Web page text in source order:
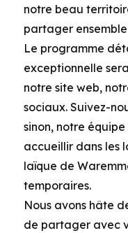
notre beau
partager
Le programme
exceptionnelle
notre site web,
sociaux. Suivez-
sinon, notre
accueillir dans les
laïque de
temporaires.
Nous avons hâte
de partager avec